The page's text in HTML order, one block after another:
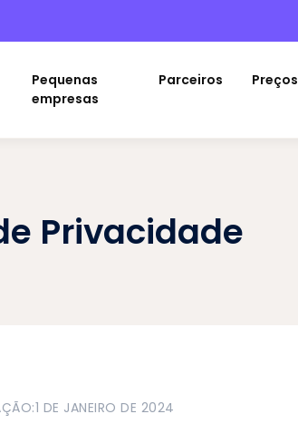
Pequenas
empresas
Parceiros Preços
Privacidade
1 DE JANEIRO DE 2024